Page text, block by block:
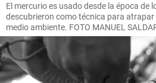
El mercurio es usado desde la época de
descubrieron como técnica para atrapar
medio ambiente. FOTO MANUEL